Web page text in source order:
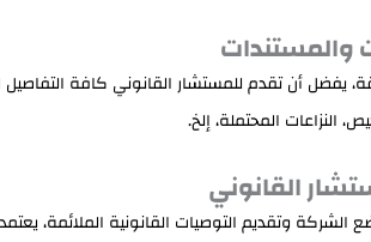
يفضل أن تقدم للمستشار القانوني كافة التفاصيل
النزاعات المحتملة، إلخ.
وتقديم التوصيات القانونية الملائمة،